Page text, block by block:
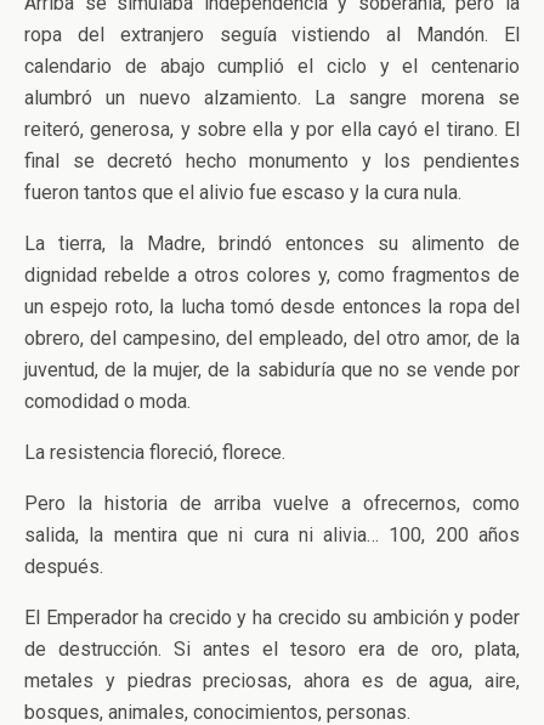
ropa del extranjero seguía vistiendo al Mandón. El
calendario de abajo cumplió el ciclo y el centenario
alumbró un nuevo alzamiento. La sangre morena se
reiteró, generosa, y sobre ella y por ella cayó el tirano. El
final se decretó hecho monumento y los pendientes
fueron tantos que el alivio fue escaso y la cura nula.
La tierra, la Madre, brindó entonces su alimento de
dignidad rebelde a otros colores y, como fragmentos de
un espejo roto, la lucha tomó desde entonces la ropa del
obrero, del campesino, del empleado, del otro amor, de la
juventud, de la mujer, de la sabiduría que no se vende por
comodidad o moda.
La resistencia floreció, florece.
Pero la historia de arriba vuelve a ofrecernos, como
salida, la mentira que ni cura ni alivia… 100, 200 años
después.
El Emperador ha crecido y ha crecido su ambición y poder
de destrucción. Si antes el tesoro era de oro, plata,
metales y piedras preciosas, ahora es de agua, aire,
bosques, animales, conocimientos, personas.